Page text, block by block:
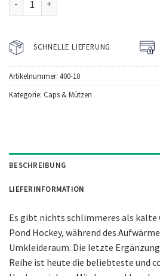
SCHNELLE LIEFERUNG
Artikelnummer: 400-10
Kategorie: Caps & Mützen
BESCHREIBUNG
LIEFERINFORMATION
Es gibt nichts schlimmeres als kalte
Pond Hockey, während des
Umkleideraum. Die letzte
Reihe ist heute die beliebteste und